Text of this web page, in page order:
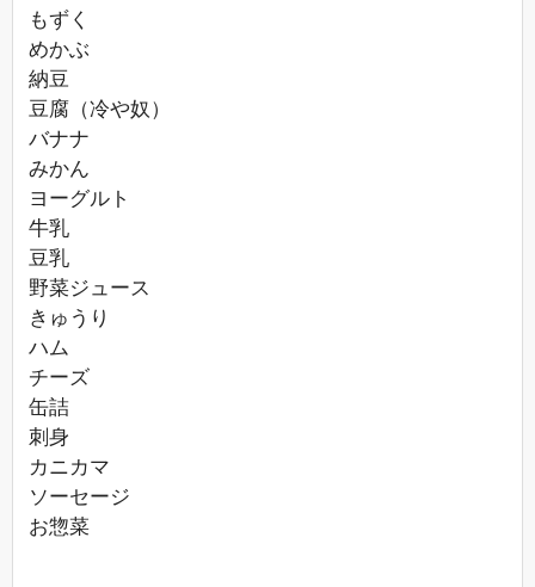
もずく
めかぶ
納豆
豆腐（冷や奴）
バナナ
みかん
ヨーグルト
牛乳
豆乳
野菜ジュース
きゅうり
ハム
チーズ
缶詰
刺身
カニカマ
ソーセージ
お惣菜